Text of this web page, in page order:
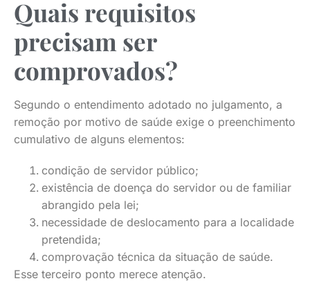
Quais requisitos
precisam ser
comprovados?
Segundo o entendimento adotado no julgamento, a
remoção por motivo de saúde exige o preenchimento
cumulativo de alguns elementos:
condição de servidor público;
existência de doença do servidor ou de familiar
abrangido pela lei;
necessidade de deslocamento para a localidade
pretendida;
comprovação técnica da situação de saúde.
Esse terceiro ponto merece atenção.